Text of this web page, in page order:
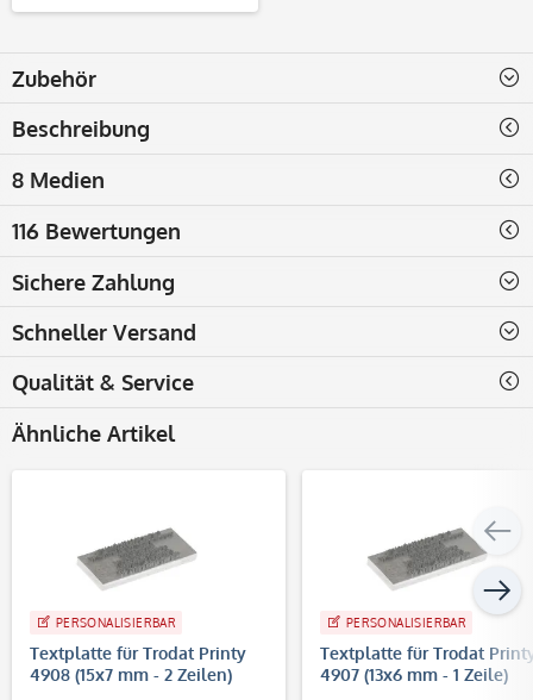
Zubehör
Beschreibung
8 Medien
116 Bewertungen
Sichere Zahlung
Schneller Versand
Qualität & Service
Ähnliche Artikel
PERSONALISIERBAR
Textplatte für Trodat Printy
4908 (15x7 mm - 2 Zeilen)
PERSONALISIERBAR
Textplatte für Trodat
4907 (13x6 mm - 1 Zeile)